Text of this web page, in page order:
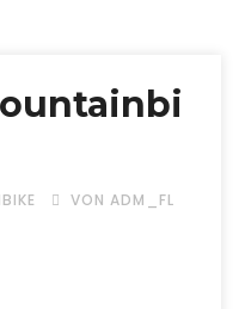
VON ADM_FL